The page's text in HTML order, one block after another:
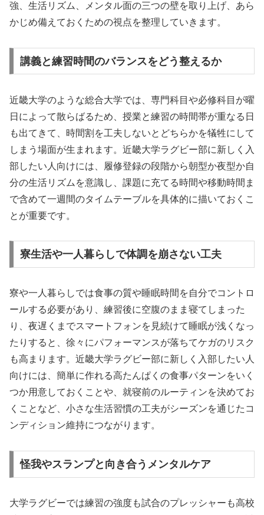
強、生活リズム、メンタル面の三つの壁を取り上げ、あら
かじめ備えておくための視点を整理していきます。
講義と練習時間のバランスをどう整えるか
近畿大学のような総合大学では、専門科目や必修科目が曜
日によって散らばるため、授業と練習の時間帯が重なる日
も出てきて、時間割を工夫しないとどちらかを犠牲にして
しまう場面が生まれます。近畿大学ラグビー部に新しく入
部したい人向けには、履修登録の段階から朝型か夜型か自
分の生活リズムを意識し、課題に充てる時間や移動時間ま
で含めて一週間のタイムテーブルを具体的に描いておくこ
とが重要です。
寮生活や一人暮らしで体調を崩さない工夫
寮や一人暮らしでは食事の質や睡眠時間を自分でコントロ
ールする必要があり、練習後に空腹のまま寝てしまった
り、夜遅くまでスマートフォンを見続けて睡眠が浅くなっ
たりすると、徐々にパフォーマンスが落ちてケガのリスク
も高まります。近畿大学ラグビー部に新しく入部したい人
向けには、簡単に作れる高たんぱくの食事パターンをいく
つか用意しておくことや、就寝前のルーティンを決めてお
くことなど、小さな生活習慣の工夫がシーズンを通じたコ
ンディション維持につながります。
怪我やスランプと向き合うメンタルケア
大学ラグビーでは練習の強度も試合のプレッシャーも高校